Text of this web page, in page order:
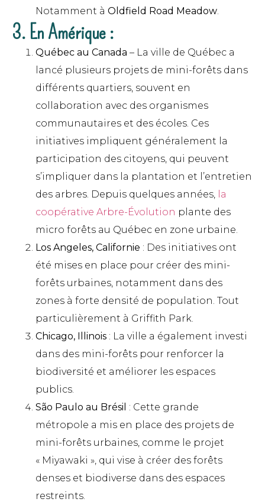
Notamment à Oldfield Road Meadow
3. En Amérique :
Québec au Canada – La ville de Québec a
lancé plusieurs projets de mini-forêts dans
différents quartiers, souvent en
collaboration avec des organismes
communautaires et des écoles. Ces
initiatives impliquent généralement la
participation des citoyens, qui peuvent
s’impliquer dans la plantation et l’entretien
des arbres. Depuis quelques années,
la
coopérative Arbre-Évolution plante des
micro forêts au Québec en zone urbaine.
Los Angeles, Californie : Des initiatives ont
été mises en place pour créer des mini-
forêts urbaines, notamment dans des
zones à forte densité de population. Tout
particulièrement à Griffith Park.
Chicago, Illinois : La ville a également investi
dans des mini-forêts pour renforcer la
biodiversité et améliorer les espaces
publics.
São Paulo au Brésil : Cette grande
métropole a mis en place des projets de
mini-forêts urbaines, comme le projet
« Miyawaki », qui vise à créer des forêts
denses et biodiverse dans des espaces
restreints.